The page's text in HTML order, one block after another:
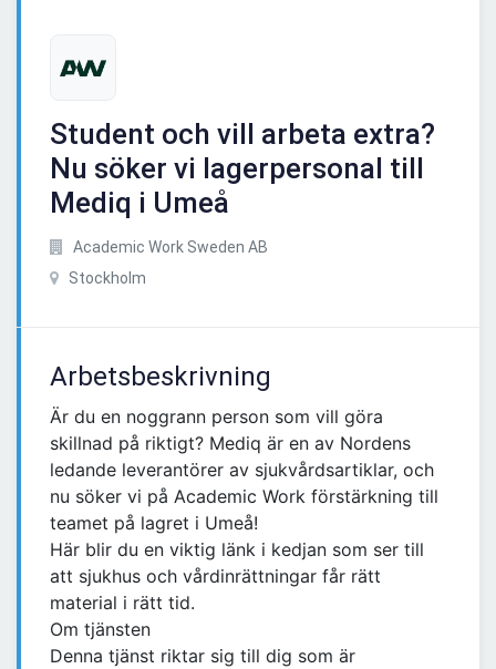
Student och vill arbeta extra?
Nu söker vi lagerpersonal till
Mediq i Umeå
Academic Work Sweden AB
Stockholm
Arbetsbeskrivning
Är du en noggrann person som vill göra
skillnad på riktigt? Mediq är en av Nordens
ledande leverantörer av sjukvårdsartiklar, och
nu söker vi på Academic Work förstärkning till
teamet på lagret i Umeå!
Här blir du en viktig länk i kedjan som ser till
att sjukhus och vårdinrättningar får rätt
material i rätt tid.
Om tjänsten
Denna tjänst riktar sig till dig som är